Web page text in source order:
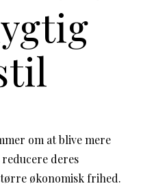
om at blive mere
deres
økonomisk frihed.